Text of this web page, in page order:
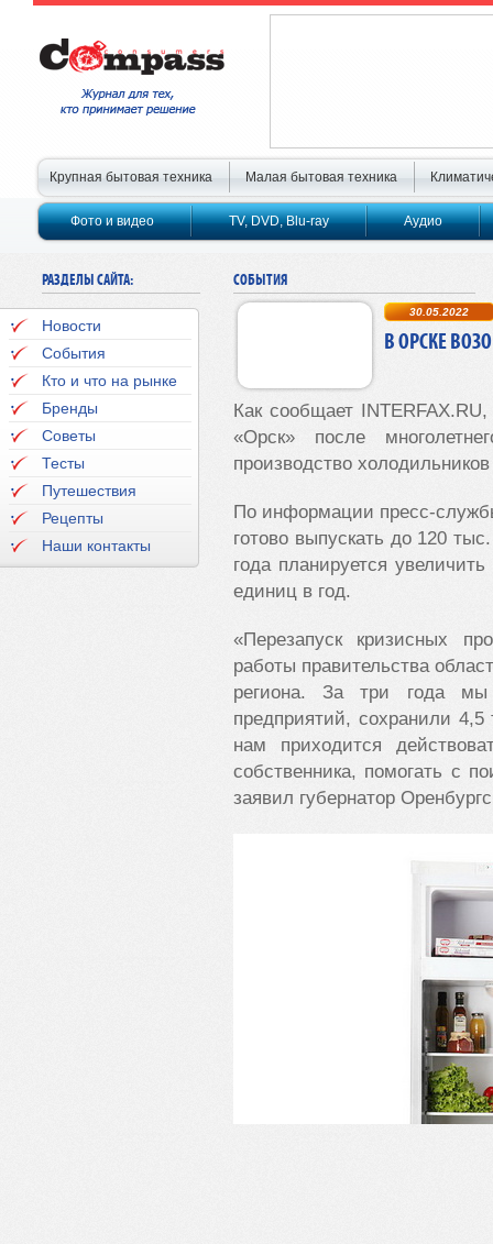
РАЗДЕЛЫ САЙТА:
Новости
События
Кто и что на рынке
Бренды
Советы
Тесты
Путешествия
Рецепты
Наши контакты
СОБЫТИЯ
30.05.2022
В ОРСКЕ
Как сообщает INTERFAX.RU,
«Орск» после
производство
По информации пресс-
готово выпускать до 120
года планируется
единиц в год.
«Перезапуск кризисных
работы правительства
региона. За три года мы
предприятий, сохранили
нам приходится
собственника, помогать с
заявил губернатор
Крупная бытовая техника Малая бытовая техника
Фото и видео TV, DVD, Blu-ray Аудио